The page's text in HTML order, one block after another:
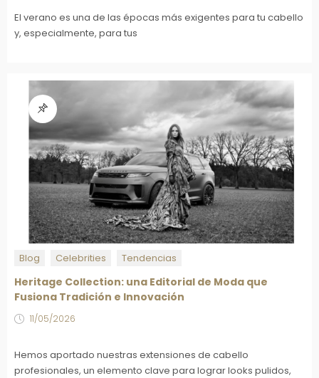
El verano es una de las épocas más exigentes para tu cabello
y, especialmente, para tus
Blog Celebrities Tendencias
Heritage Collection: una Editorial de Moda que
Fusiona Tradición e Innovación
11/05/2026
Hemos aportado nuestras extensiones de cabello
profesionales, un elemento clave para lograr looks pulidos,